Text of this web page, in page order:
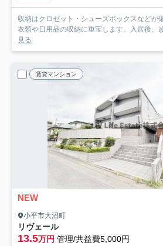
収納はクロゼット・シューズボックスなどが
衣類や日用品の収納に重宝します。入居後、
見る
賃貸マンション
NEW
小平市大沼町
リヴェール
13.5万円 管理/共益費5,000円